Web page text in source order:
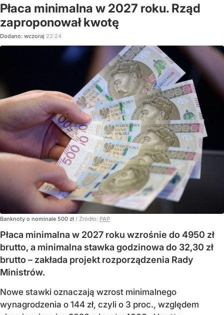
Płaca minimalna w 2027 roku. Rząd
zaproponował kwotę
Dodano: wczoraj 22:24
Banknoty o nominale 500 zł / Źródło: PAP
Płaca minimalna w 2027 roku wzrośnie do 4950 zł
brutto, a minimalna stawka godzinowa do 32,30 zł
brutto – zakłada projekt rozporządzenia Rady
Ministrów.
Nowe stawki oznaczają wzrost minimalnego
wynagrodzenia o 144 zł, czyli o 3 proc., względem